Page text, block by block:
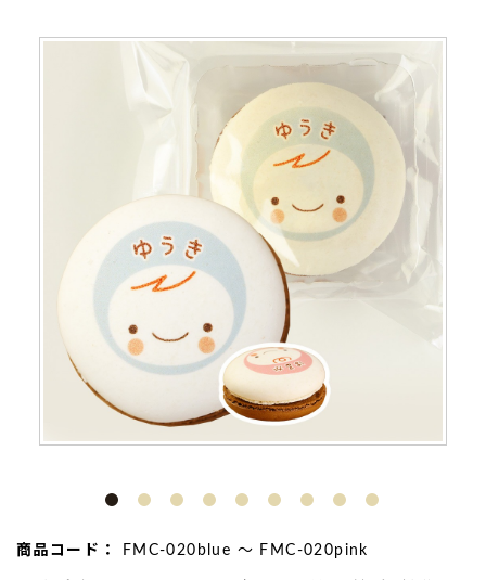
商品コード： FMC-020blue ～ FMC-020pink